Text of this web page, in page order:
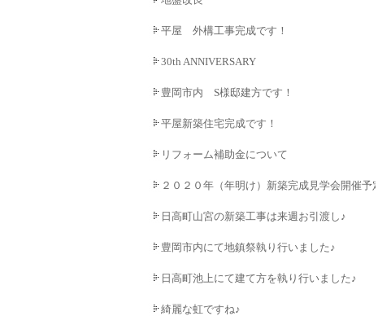
平屋 外構工事完成です！
30th ANNIVERSARY
豊岡市内 S様邸建方です！
平屋新築住宅完成です！
リフォーム補助金について
２０２０年（年明け）新築完成見学会開催予定♪
日高町山宮の新築工事は来週お引渡し♪
豊岡市内にて地鎮祭執り行いました♪
日高町池上にて建て方を執り行いました♪
綺麗な虹ですね♪